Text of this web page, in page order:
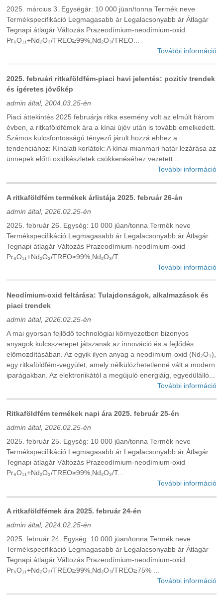
2025. március 3. Egységár: 10 000 jüan/tonna Termék neve
Termékspecifikáció Legmagasabb ár Legalacsonyabb ár Átlagár
Tegnapi átlagár Változás Prazeodímium-neodímium-oxid
Pr₆O₁₁+Nd₂O₃/TREO≥99%,Nd₂O₃/TREO...
További információ
2025. februári ritkaföldfém-piaci havi jelentés: pozitív trendek
és ígéretes jövőkép
admin által, 2004.03.25-én
Piaci áttekintés 2025 februárja ritka esemény volt az elmúlt három
évben, a ritkaföldfémek ára a kínai újév után is tovább emelkedett.
Számos kulcsfontosságú tényező járult hozzá ehhez a
tendenciához: Kínálati korlátok: A kínai-mianmari határ lezárása az
ünnepek előtti oxidkészletek csökkenéséhez vezetett...
További információ
A ritkaföldfém termékek árlistája 2025. február 26-án
admin által, 2026.02.25-én
2025. február 26. Egység: 10 000 jüan/tonna Termék neve
Termékspecifikáció Legmagasabb ár Legalacsonyabb ár Átlagár
Tegnapi átlagár Változás Prazeodímium-neodímium-oxid
Pr₆O₁₁+Nd₂O₃/TREO≥99%,Nd₂O₃/T...
További információ
Neodímium-oxid feltárása: Tulajdonságok, alkalmazások és
piaci trendek
admin által, 2026.02.25-én
A mai gyorsan fejlődő technológiai környezetben bizonyos
anyagok kulcsszerepet játszanak az innováció és a fejlődés
előmozdításában. Az egyik ilyen anyag a neodímium-oxid (Nd₂O₃),
egy ritkaföldfém-vegyület, amely nélkülözhetetlenné vált a modern
iparágakban. Az elektronikától a megújuló energiáig, egyedülálló...
További információ
Ritkaföldfém termékek napi ára 2025. február 25-én
admin által, 2026.02.25-én
2025. február 25. Egység: 10 000 jüan/tonna Termék neve
Termékspecifikáció Legmagasabb ár Legalacsonyabb ár Átlagár
Tegnapi átlagár Változás Prazeodímium-neodímium-oxid
Pr₆O₁₁+Nd₂O₃/TREO≥99%,Nd₂O₃/T...
További információ
A ritkaföldfémek ára 2025. február 24-én
admin által, 2024.02.25-én
2025. február 24. Egység: 10 000 jüan/tonna Termék neve
Termékspecifikáció Legmagasabb ár Legalacsonyabb ár Átlagár
Tegnapi átlagár Változás Prazeodímium-neodímium-oxid
Pr₆O₁₁+Nd₂O₃/TREO≥99%,Nd₂O₃/TREO≥75% ...
További információ